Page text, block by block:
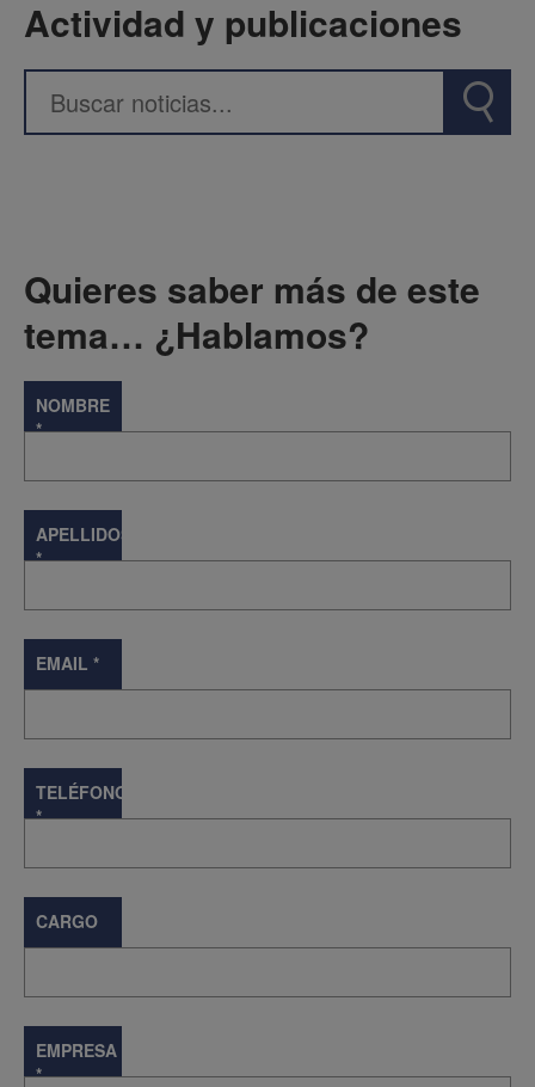
Actividad y publicaciones
Quieres saber más de este
tema… ¿Hablamos?
NOMBRE
*
APELLIDOS
*
EMAIL *
TELÉFONO
*
CARGO
EMPRESA
*